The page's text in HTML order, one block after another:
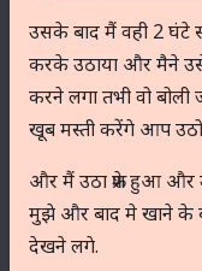
उसके बाद मैं वही 2 घंटे
करके उठाया और मैने
करने लगा तभी वो
खूब मस्ती करेंगे आप उठो
और मैं उठा फ्रेश हुआ और
मुझे और बाद मे खाने के
देखने लगे.